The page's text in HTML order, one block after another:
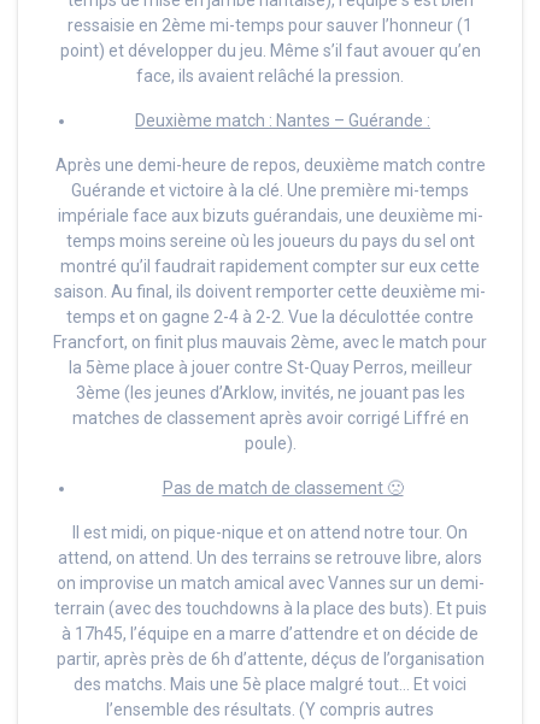
ressaisie en 2ème mi-temps pour sauver l’honneur (1
point) et développer du jeu. Même s’il faut avouer qu’en
face, ils avaient relâché la pression.
Deuxième match : Nantes – Guérande :
Après une demi-heure de repos, deuxième match contre
Guérande et victoire à la clé. Une première mi-temps
impériale face aux bizuts guérandais, une deuxième mi-
temps moins sereine où les joueurs du pays du sel ont
montré qu’il faudrait rapidement compter sur eux cette
saison. Au final, ils doivent remporter cette deuxième mi-
temps et on gagne 2-4 à 2-2. Vue la déculottée contre
Francfort, on finit plus mauvais 2ème, avec le match pour
la 5ème place à jouer contre St-Quay Perros, meilleur
3ème (les jeunes d’Arklow, invités, ne jouant pas les
matches de classement après avoir corrigé Liffré en
poule).
Pas de match de classement 🙁
Il est midi, on pique-nique et on attend notre tour. On
attend, on attend. Un des terrains se retrouve libre, alors
on improvise un match amical avec Vannes sur un demi-
terrain (avec des touchdowns à la place des buts). Et puis
à 17h45, l’équipe en a marre d’attendre et on décide de
partir, après près de 6h d’attente, déçus de l’organisation
des matchs. Mais une 5è place malgré tout… Et voici
l’ensemble des résultats. (Y compris autres